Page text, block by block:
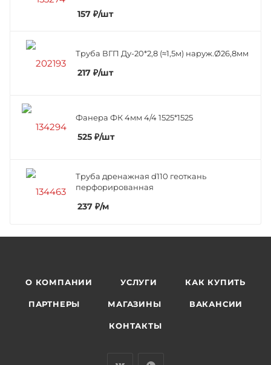
157 ₽/шт
Труба ВГП Ду-20*2,8 (≈1,5м) наруж.Ø26,8мм
217 ₽/шт
Фанера ФК 4мм 4/4 1525*1525
525 ₽/шт
Труба дренажная d110 геоткань
перфорированная
237 ₽/м
О КОМПАНИИ УСЛУГИ КАК КУПИТЬ
ПАРТНЕРЫ МАГАЗИНЫ ВАКАНСИИ
КОНТАКТЫ